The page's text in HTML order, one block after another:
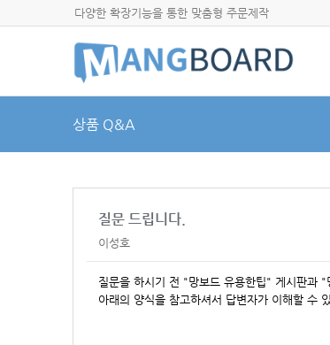
다양한 확장기능을 통한 맞춤형 주문제작
상품 Q&A
질문 드립니다.
이성호
질문을 하시기 전 "망보드 유용한팁" 게시판과
아래의 양식을 참고하셔서 답변자가 이해할 수